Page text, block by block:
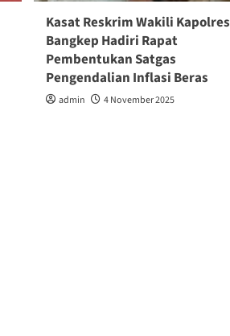
Kasat Reskrim Wakili Kapolres
Bangkep Hadiri Rapat
Pembentukan Satgas
Pengendalian Inflasi Beras
admin 4 November 2025